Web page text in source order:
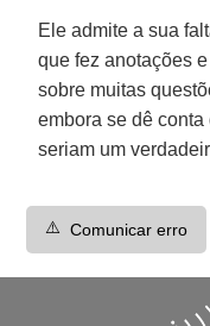
Ele admite a sua
que fez anotações
sobre muitas
embora se dê
seriam um
⚠️ Comunicar erro